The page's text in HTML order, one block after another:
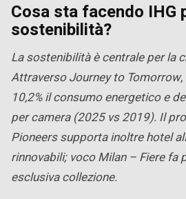
Cosa sta facendo IHG
sostenibilità?
La sostenibilità è centrale per la
Attraverso Journey to
10,2% il consumo energetico e
per camera (2025 vs 2019). Il
Pioneers supporta inoltre hotel
rinnovabili; voco Milan – Fiere fa
esclusiva collezione.